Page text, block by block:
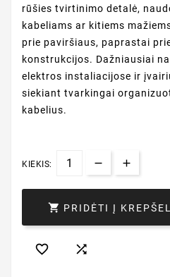
rūšies tvirtinimo detalė,
kabeliams ar kitiems
prie paviršiaus, paprastai
konstrukcijos. Dažniausiai
elektros instaliacijose ir
siekiant tvarkingai
kabelius.
KIEKIS:
 PRIDĖTI Į
 